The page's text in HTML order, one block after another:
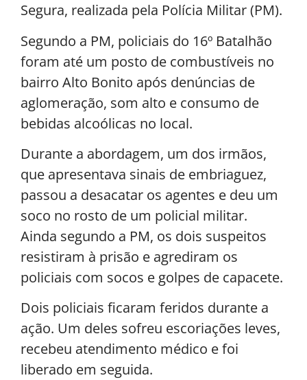
Segura, realizada pela Polícia Militar (PM).
Segundo a PM, policiais do 16º Batalhão
foram até um posto de combustíveis no
bairro Alto Bonito após denúncias de
aglomeração, som alto e consumo de
bebidas alcoólicas no local.
Durante a abordagem, um dos irmãos,
que apresentava sinais de embriaguez,
passou a desacatar os agentes e deu um
soco no rosto de um policial militar.
Ainda segundo a PM, os dois suspeitos
resistiram à prisão e agrediram os
policiais com socos e golpes de capacete.
Dois policiais ficaram feridos durante a
ação. Um deles sofreu escoriações leves,
recebeu atendimento médico e foi
liberado em seguida.